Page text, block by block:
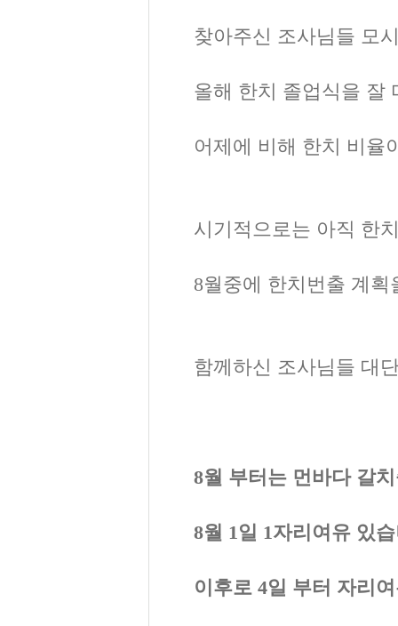
찾아주신 조사님들 모
올해 한치 졸업식을 잘
어제에 비해 한치 비율
시기적으로는 아직 한
8월중에 한치번출 계
함께하신 조사님들 대
8월 부터는 먼바다 갈
8월 1일 1자리여유 있
이후로 4일 부터 자리